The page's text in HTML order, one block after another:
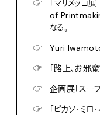
☞
「マリメッ
of
なる。
☞
Yuri Iwamoto
☞
「路上、お邪
☞
企画展「スー
☞
「ピカソ・ミ